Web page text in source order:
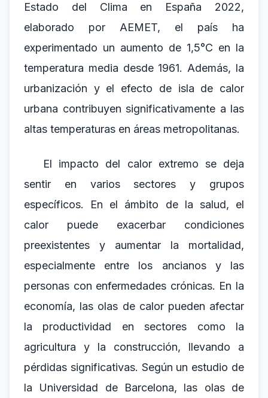
Estado del Clima en España 2022,
elaborado por AEMET, el país ha
experimentado un aumento de 1,5°C en la
temperatura media desde 1961. Además, la
urbanización y el efecto de isla de calor
urbana contribuyen significativamente a las
altas temperaturas en áreas metropolitanas.
El impacto del calor extremo se deja
sentir en varios sectores y grupos
específicos. En el ámbito de la salud, el
calor puede exacerbar condiciones
preexistentes y aumentar la mortalidad,
especialmente entre los ancianos y las
personas con enfermedades crónicas. En la
economía, las olas de calor pueden afectar
la productividad en sectores como la
agricultura y la construcción, llevando a
pérdidas significativas. Según un estudio de
la Universidad de Barcelona, las olas de